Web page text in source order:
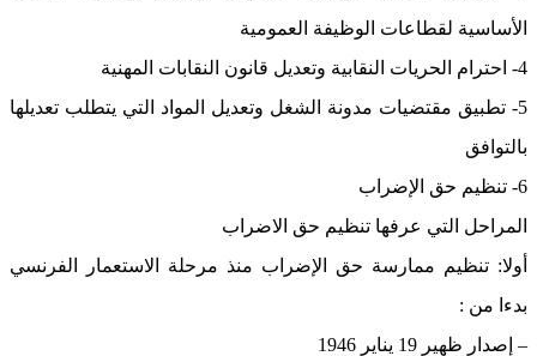
الأساسية لقطاعات الوظيفة العمومية
4- احترام الحريات النقابية وتعديل قانون النقابات المهنية
5- تطبيق مقتضيات مدونة الشغل وتعديل المواد التي يتطلب تعديلها
بالتوافق
6- تنظيم حق الإضراب
المراحل التي عرفها تنظيم حق الاضراب
أولا: تنظيم ممارسة حق الإضراب منذ مرحلة الاستعمار الفرنسي
بدءا من :
– إصدار ظهير 19 يناير 1946